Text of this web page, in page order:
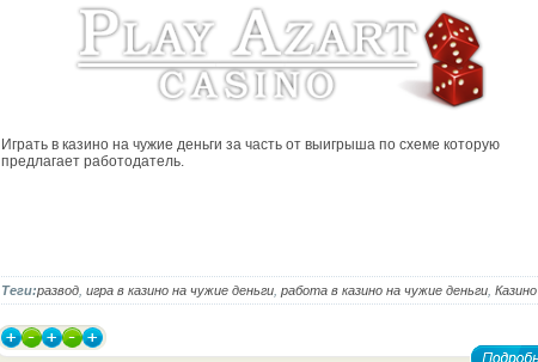
Играть в казино на чужие деньги за часть от выигрыша по схеме которую
предлагает работодатель.
Теги:развод игра в казино на чужие деньги работа в казино на чужие деньги Казино